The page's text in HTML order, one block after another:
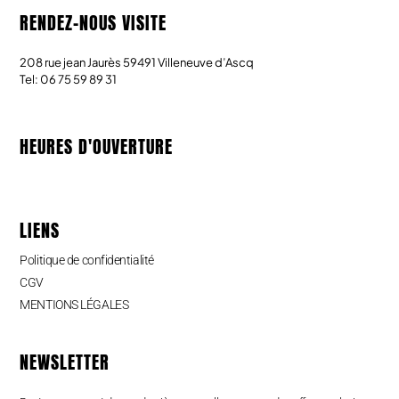
RENDEZ-NOUS VISITE
208 rue jean Jaurès 59491 Villeneuve d’Ascq
Tel: 06 75 59 89 31
HEURES D'OUVERTURE
LIENS
Politique de confidentialité
CGV
MENTIONS LÉGALES
NEWSLETTER